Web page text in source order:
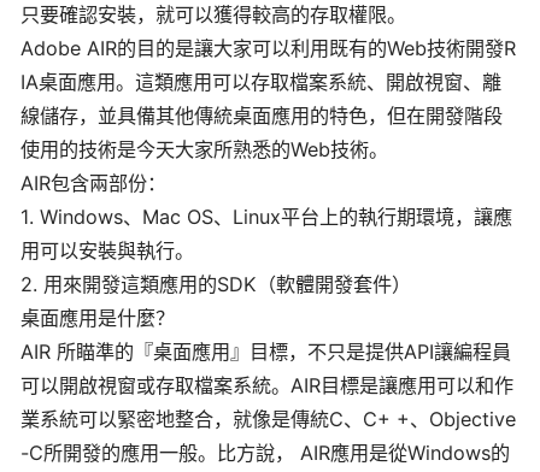
只要確認安裝，就可以獲得較高的存取權限。
Adobe AIR的目的是讓大家可以利用既有的Web技術開發R
IA桌面應用。這類應用可以存取檔案系統、開啟視窗、離
線儲存，並具備其他傳統桌面應用的特色，但在開發階段
使用的技術是今天大家所熟悉的Web技術。
AIR包含兩部份：
1. Windows、Mac OS、Linux平台上的執行期環境，讓應
用可以安裝與執行。
2. 用來開發這類應用的SDK（軟體開發套件）
桌面應用是什麼？
AIR 所瞄準的『桌面應用』目標，不只是提供API讓編程員
可以開啟視窗或存取檔案系統。AIR目標是讓應用可以和作
業系統可以緊密地整合，就像是傳統C、C+ +、Objective
-C所開發的應用一般。比方說， AIR應用是從Windows的